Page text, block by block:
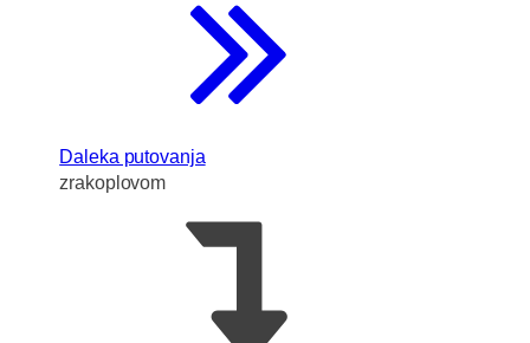
Daleka putovanja
zrakoplovom